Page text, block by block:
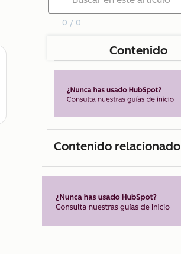
0 / 0
Contenido
Contenido relacionado